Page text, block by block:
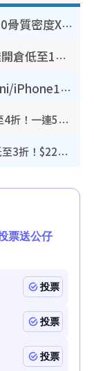
港大推賽馬會強化骨骼計劃！$100骨質密度X光檢查 完成免費運動訓練送超市禮券！附參加資格
開倉優惠 | 尖沙咀海港城名牌波鞋開倉低至1折！On鞋$899起／Joy&Peace鞋履$98起
豐澤優惠勁減低至44折！Mac mini/iPhone17Pro大減價！廚房家電$220起
開倉優惠｜尖沙咀名牌行李箱開倉低至4折！一連5日 American Tourister/ace./Hallmark $200起！
廚具開倉｜特福Tefal廚具/家電開倉低至3折！$220起買平底鍋/炒鑊/湯煲！電飯煲/吸塵機/燙斗$418起